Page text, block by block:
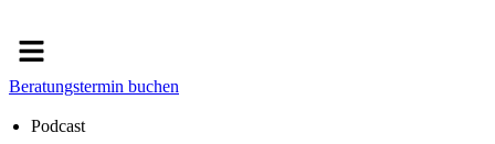
Menü
Beratungstermin buchen
Podcast